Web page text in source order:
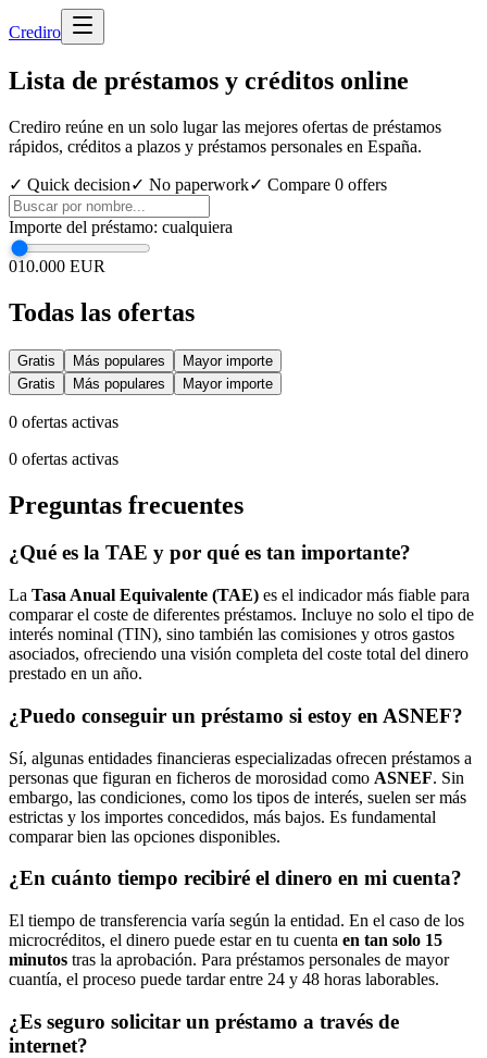
Crediro
Lista de préstamos y créditos online
Crediro reúne en un solo lugar las mejores ofertas de préstamos
rápidos, créditos a plazos y préstamos personales en España.
✓ Quick decision✓ No paperwork✓ Compare 0 offers
Importe del préstamo: cualquiera
010.000 EUR
Todas las ofertas
Gratis Más populares
Mayor importe
Gratis
Más populares Mayor importe
0 ofertas activas
0 ofertas activas
Preguntas frecuentes
¿Qué es la TAE y por qué es tan importante?
La Tasa Anual Equivalente (TAE) es el indicador más fiable para
comparar el coste de diferentes préstamos. Incluye no solo el tipo de
interés nominal (TIN), sino también las comisiones y otros gastos
asociados, ofreciendo una visión completa del coste total del dinero
prestado en un año.
¿Puedo conseguir un préstamo si estoy en ASNEF?
Sí, algunas entidades financieras especializadas ofrecen préstamos a
personas que figuran en ficheros de morosidad como ASNEF. Sin
embargo, las condiciones, como los tipos de interés, suelen ser más
estrictas y los importes concedidos, más bajos. Es fundamental
comparar bien las opciones disponibles.
¿En cuánto tiempo recibiré el dinero en mi cuenta?
El tiempo de transferencia varía según la entidad. En el caso de los
microcréditos, el dinero puede estar en tu cuenta en tan solo 15
minutos tras la aprobación. Para préstamos personales de mayor
cuantía, el proceso puede tardar entre 24 y 48 horas laborables.
¿Es seguro solicitar un préstamo a través de
internet?